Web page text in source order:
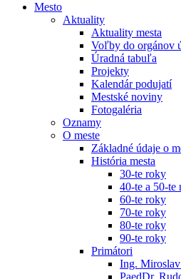
Mesto
Aktuality
Aktuality mesta
Voľby do orgánov
Úradná tabuľa
Projekty
Kalendár podujatí
Mestské noviny
Fotogaléria
Oznamy
O meste
Základné údaje o
História mesta
30-te roky
40-te a 50-te
60-te roky
70-te roky
80-te roky
90-te roky
Primátori
Ing.
PaedDr.